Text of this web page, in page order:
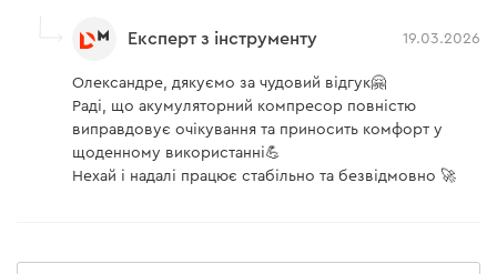
Експерт з інструменту 19.03.2026
Олександре, дякуємо за чудовий відгук🤗
Раді, що акумуляторний компресор повністю
виправдовує очікування та приносить комфорт у
щоденному використанні💪
Нехай і надалі працює стабільно та безвідмовно 🚀